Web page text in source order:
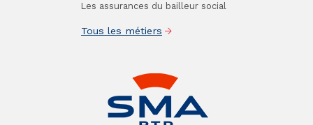
Les assurances du bailleur social
Tous les métiers